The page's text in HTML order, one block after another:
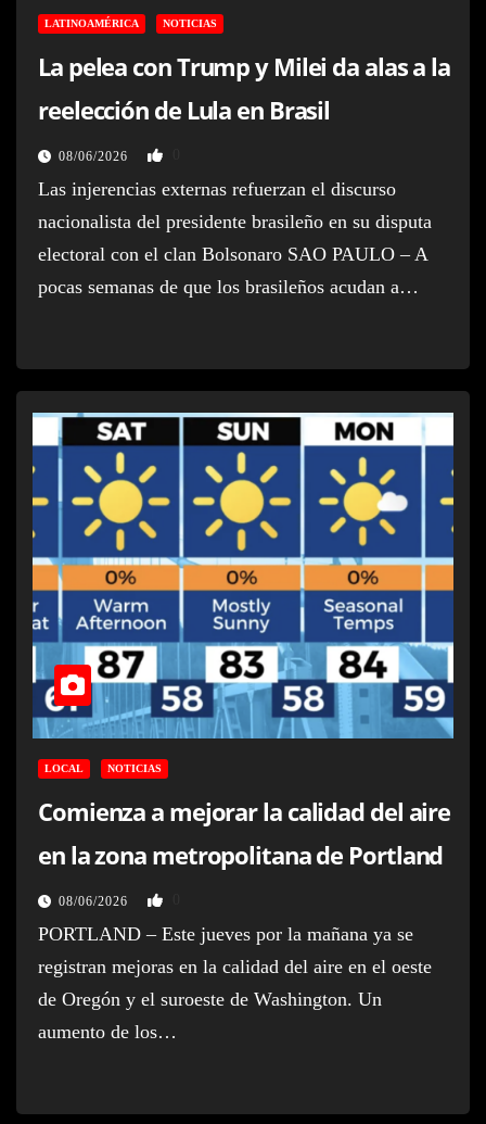
LATINOAMÉRICA NOTICIAS
La pelea con Trump y Milei da alas a la
reelección de Lula en Brasil
08/06/2026
Las injerencias externas refuerzan el discurso
nacionalista del presidente brasileño en su disputa
electoral con el clan Bolsonaro SAO PAULO – A
pocas semanas de que los brasileños acudan a…
LOCAL NOTICIAS
Comienza a mejorar la calidad del aire
en la zona metropolitana de Portland
08/06/2026
PORTLAND – Este jueves por la mañana ya se
registran mejoras en la calidad del aire en el oeste
de Oregón y el suroeste de Washington. Un
aumento de los…